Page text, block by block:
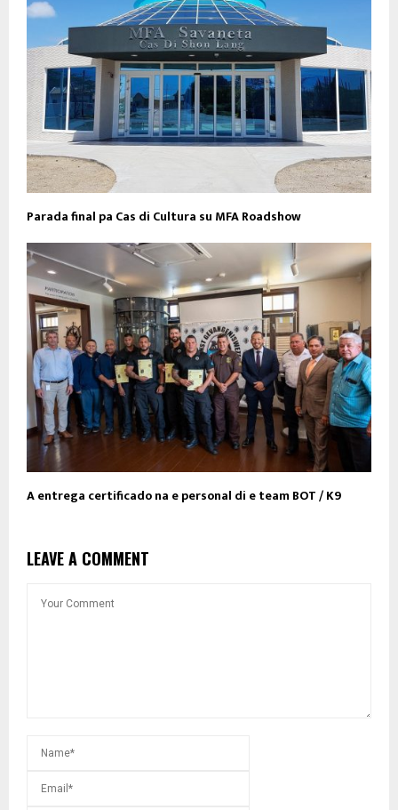
Parada final pa Cas di Cultura su MFA Roadshow
A entrega certificado na e personal di e team BOT / K9
LEAVE A COMMENT